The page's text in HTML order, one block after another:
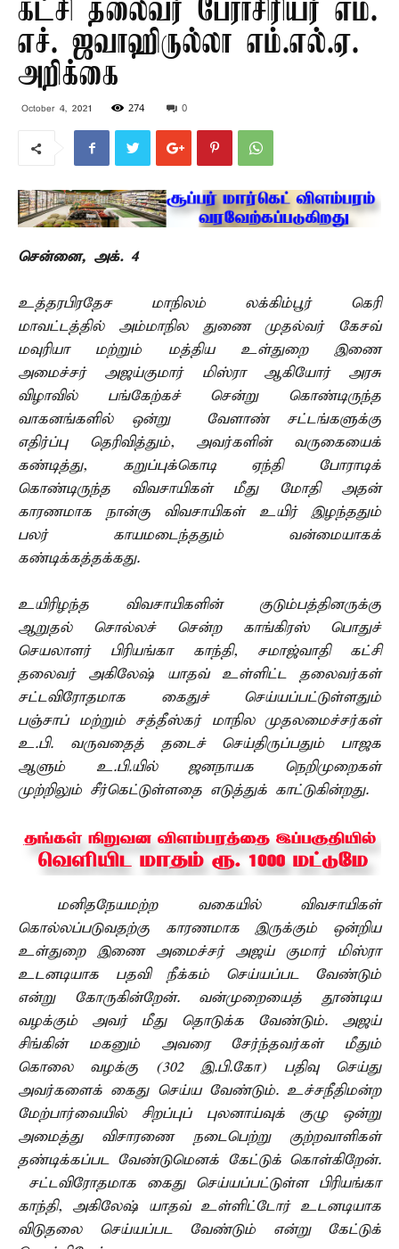
கட்சி தலைவர் பேராசிரியர் எம்.
எச். ஜவாஹிருல்லா எம்.எல்.ஏ.
அறிக்கை
October 4, 2021 274 0
சென்னை, அக். 4 –
உத்தரபிரதேச மாநிலம் லக்கிம்பூர் கெரி
மாவட்டத்தில் அம்மாநில துணை முதல்வர் கேசவ்
மவுரியா மற்றும் மத்திய உள்துறை இணை
அமைச்சர் அஜய்குமார் மிஸ்ரா ஆகியோர் அரசு
விழாவில் பங்கேற்கச் சென்று கொண்டிருந்த
வாகனங்களில் ஒன்று வேளாண் சட்டங்களுக்கு
எதிர்ப்பு தெரிவித்தும், அவர்களின் வருகையைக்
கண்டித்து, கறுப்புக்கொடி ஏந்தி போராடிக்
கொண்டிருந்த விவசாயிகள் மீது மோதி அதன்
காரணமாக நான்கு விவசாயிகள் உயிர் இழந்ததும்
பலர் காயமடைந்ததும் வன்மையாகக்
கண்டிக்கத்தக்கது.
உயிரிழந்த விவசாயிகளின் குடும்பத்தினருக்கு
ஆறுதல் சொல்லச் சென்ற காங்கிரஸ் பொதுச்
செயலாளர் பிரியங்கா காந்தி, சமாஜ்வாதி கட்சி
தலைவர் அகிலேஷ் யாதவ் உள்ளிட்ட தலைவர்கள்
சட்டவிரோதமாக கைதுச் செய்யப்பட்டுள்ளதும்
பஞ்சாப் மற்றும் சத்தீஸ்கர் மாநில முதலமைச்சர்கள்
உ.பி. வருவதைத் தடைச் செய்திருப்பதும் பாஜக
ஆளும் உ.பி.யில் ஜனநாயக நெறிமுறைகள்
முற்றிலும் சீர்கெட்டுள்ளதை எடுத்துக் காட்டுகின்றது.
மனிதநேயமற்ற வகையில் விவசாயிகள்
கொல்லப்படுவதற்கு காரணமாக இருக்கும் ஒன்றிய
உள்துறை இணை அமைச்சர் அஜய் குமார் மிஸ்ரா
உடனடியாக பதவி நீக்கம் செய்யப்பட வேண்டும்
என்று கோருகின்றேன். வன்முறையைத் தூண்டிய
வழக்கும் அவர் மீது தொடுக்க வேண்டும். அஜய்
சிங்கின் மகனும் அவரை சேர்ந்தவர்கள் மீதும்
கொலை வழக்கு (302 இ.பி.கோ) பதிவு செய்து
அவர்களைக் கைது செய்ய வேண்டும். உச்சநீதிமன்ற
மேற்பார்வையில் சிறப்புப் புலனாய்வுக் குழு ஒன்று
அமைத்து விசாரணை நடைபெற்று குற்றவாளிகள்
தண்டிக்கப்பட வேண்டுமெனக் கேட்டுக் கொள்கிறேன்.
சட்டவிரோதமாக கைது செய்யப்பட்டுள்ள பிரியங்கா
காந்தி, அகிலேஷ் யாதவ் உள்ளிட்டோர் உடனடியாக
விடுதலை செய்யப்பட வேண்டும் என்று கேட்டுக்